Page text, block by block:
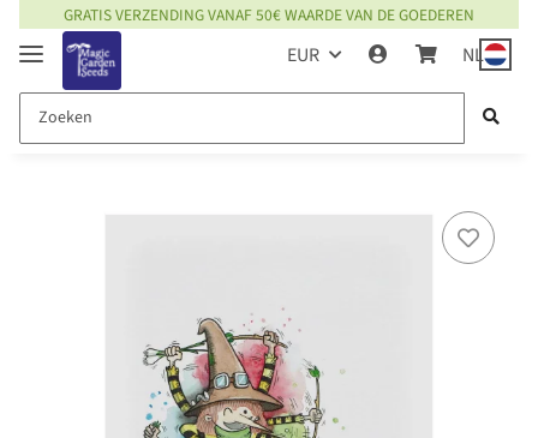
GRATIS VERZENDING VANAF 50€ WAARDE VAN DE GOEDEREN
EUR NL